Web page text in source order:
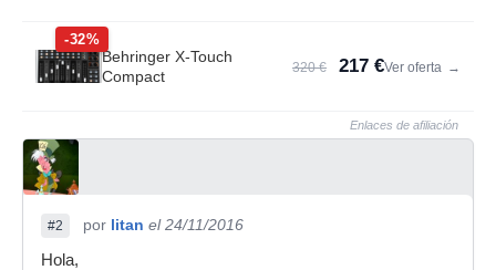
-32%
Behringer X-Touch
Compact
320 € 217 €Ver oferta →
Enlaces de afiliación
#2 por litan el 24/11/2016
Hola,